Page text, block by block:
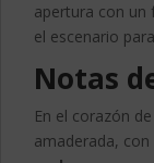
apertura con un
el escenario
Notas
En el corazón
amaderada,